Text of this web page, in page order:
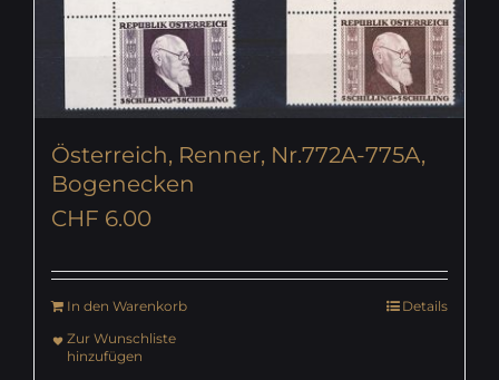
Österreich, Renner, Nr.772A-775A,
Bogenecken
CHF 6.00
In den Warenkorb
Details
Zur Wunschliste
hinzufügen